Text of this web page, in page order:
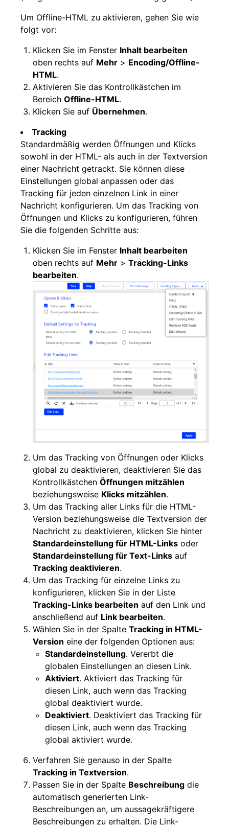
Um Offline-HTML zu aktivieren, gehen Sie wie
folgt vor:
Klicken Sie im Fenster Inhalt bearbeiten
oben rechts auf Mehr > Encoding/Offline-
HTML.
Aktivieren Sie das Kontrollkästchen im
Bereich Offline-HTML.
Klicken Sie auf Übernehmen.
Tracking
Standardmäßig werden Öffnungen und Klicks
sowohl in der HTML- als auch in der Textversion
einer Nachricht getrackt. Sie können diese
Einstellungen global anpassen oder das
Tracking für jeden einzelnen Link in einer
Nachricht konfigurieren. Um das Tracking von
Öffnungen und Klicks zu konfigurieren, führen
Sie die folgenden Schritte aus:
Klicken Sie im Fenster Inhalt bearbeiten
oben rechts auf Mehr > Tracking-Links
bearbeiten.
Um das Tracking von Öffnungen oder Klicks
global zu deaktivieren, deaktivieren Sie das
Kontrollkästchen Öffnungen mitzählen
beziehungsweise Klicks mitzählen.
Um das Tracking aller Links für die HTML-
Version beziehungsweise die Textversion der
Nachricht zu deaktivieren, klicken Sie hinter
Standardeinstellung für HTML-Links oder
Standardeinstellung für Text-Links auf
Tracking deaktivieren.
Um das Tracking für einzelne Links zu
konfigurieren, klicken Sie in der Liste
Tracking-Links bearbeiten auf den Link und
anschließend auf Link bearbeiten.
Wählen Sie in der Spalte Tracking in HTML-
Version eine der folgenden Optionen aus:
Standardeinstellung. Vererbt die
globalen Einstellungen an diesen Link.
Aktiviert. Aktiviert das Tracking für
diesen Link, auch wenn das Tracking
global deaktiviert wurde.
Deaktiviert. Deaktiviert das Tracking für
diesen Link, auch wenn das Tracking
global aktiviert wurde.
Verfahren Sie genauso in der Spalte
Tracking in Textversion.
Passen Sie in der Spalte Beschreibung die
automatisch generierten Link-
Beschreibungen an, um aussagekräftigere
Beschreibungen zu erhalten. Die Link-